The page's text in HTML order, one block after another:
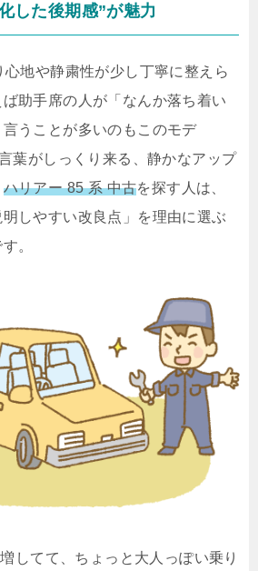
した後期感”が魅力
地や静粛性が少し丁寧に整えら
助手席の人が「なんか落ち着い
うことが多いのもこのモデ
葉がしっくり来る、静かなアップ
ハリアー 85 系 中古を探す人は、
明しやすい改良点」を理由に選ぶ
。
増してて、ちょっと大人っぽい乗り